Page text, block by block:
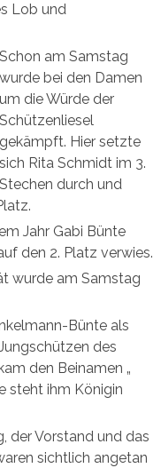
Lob und
Schon am Samstag
wurde bei den Damen
um die Würde der
Schützenliesel
gekämpft. Hier setzte
sich Rita Schmidt im 3.
Stechen durch und
Jahr Gabi Bünte
den 2. Platz verwies.
wurde am Samstag
Bünte als
des
den Beinamen „
steht ihm Königin
der Vorstand und das
sichtlich angetan